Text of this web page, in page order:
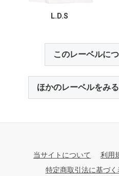
L.D.S
このレーベルに
ほかのレーベルをみ
当サイトについて 利用
特定商取引法に基づく